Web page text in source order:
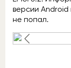
версии Android
не попал.